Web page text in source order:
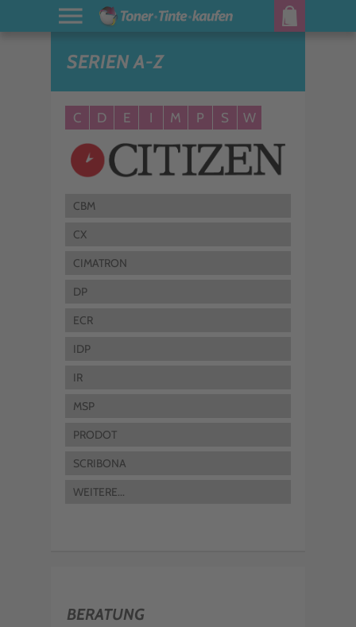
SERIEN A-Z
C D E I M P S W
CBM
CX
CIMATRON
DP
ECR
IDP
IR
MSP
PRODOT
SCRIBONA
WEITERE...
BERATUNG